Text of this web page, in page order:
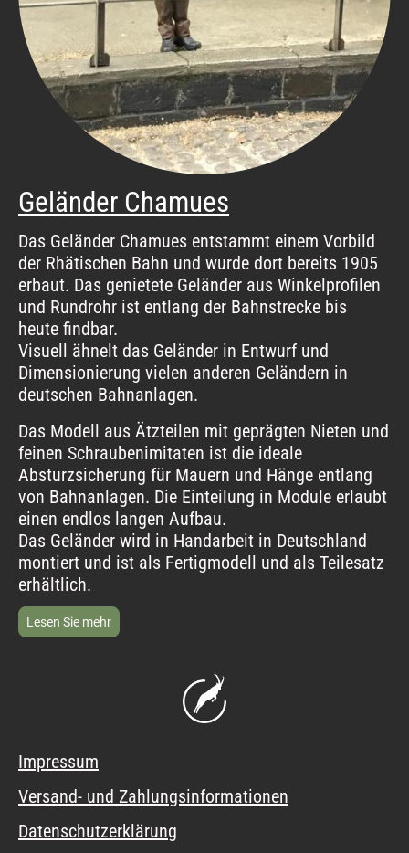
Geländer Chamues
Das Geländer Chamues entstammt einem Vorbild
der Rhätischen Bahn und wurde dort bereits 1905
erbaut. Das genietete Geländer aus Winkelprofilen
und Rundrohr ist entlang der Bahnstrecke bis
heute findbar.
Visuell ähnelt das Geländer in Entwurf und
Dimensionierung vielen anderen Geländern in
deutschen Bahnanlagen.
Das Modell aus Ätzteilen mit geprägten Nieten und
feinen Schraubenimitaten ist die ideale
Absturzsicherung für Mauern und Hänge entlang
von Bahnanlagen. Die Einteilung in Module erlaubt
einen endlos langen Aufbau.
Das Geländer wird in Handarbeit in Deutschland
montiert und ist als Fertigmodell und als Teilesatz
erhältlich.
Lesen Sie mehr
Impressum
Versand- und Zahlungsinformationen
Datenschutzerklärung